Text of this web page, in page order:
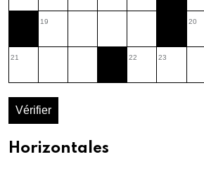
19 20
21 22 23
Vérifier
Horizontales